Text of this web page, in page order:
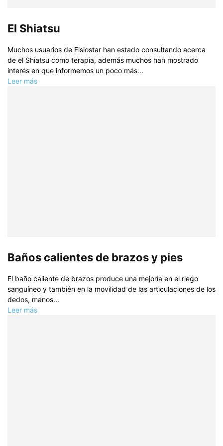
El Shiatsu
Muchos usuarios de Fisiostar han estado consultando acerca
de el Shiatsu como terapia, además muchos han mostrado
interés en que informemos un poco más...
Leer más
Baños calientes de brazos y pies
El baño caliente de brazos produce una mejorí­a en el riego
sanguí­neo y también en la movilidad de las articulaciones de los
dedos, manos...
Leer más